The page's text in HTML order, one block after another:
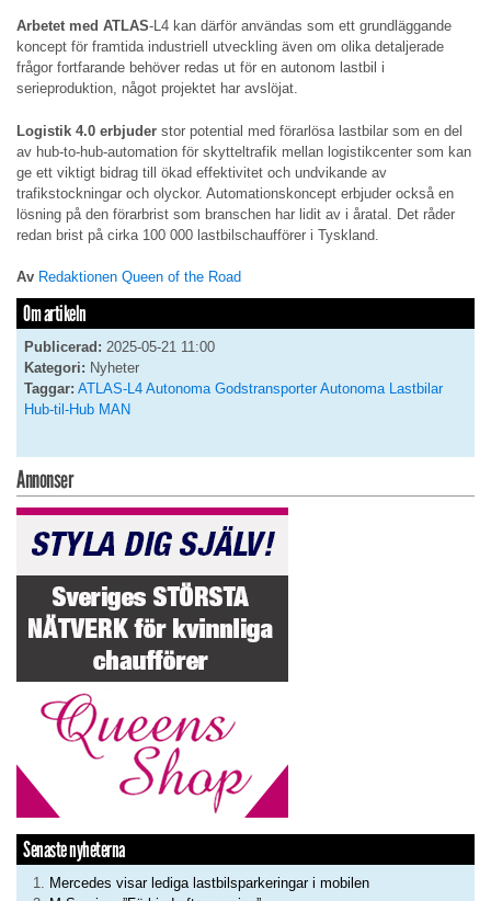
Arbetet med ATLAS-L4 kan därför användas som ett grundläggande
koncept för framtida industriell utveckling även om olika detaljerade
frågor fortfarande behöver redas ut för en autonom lastbil i
serieproduktion, något projektet har avslöjat.
Logistik 4.0 erbjuder stor potential med förarlösa lastbilar som en del
av hub-to-hub-automation för skytteltrafik mellan logistikcenter som kan
ge ett viktigt bidrag till ökad effektivitet och undvikande av
trafikstockningar och olyckor. Automationskoncept erbjuder också en
lösning på den förarbrist som branschen har lidit av i åratal. Det råder
redan brist på cirka 100 000 lastbilschaufförer i Tyskland.
Av Redaktionen Queen of the Road
Om artikeln
Publicerad: 2025-05-21 11:00
Kategori: Nyheter
Taggar: ATLAS-L4 Autonoma Godstransporter Autonoma Lastbilar
Hub-til-Hub MAN
Annonser
Senaste nyheterna
Mercedes visar lediga lastbilsparkeringar i mobilen